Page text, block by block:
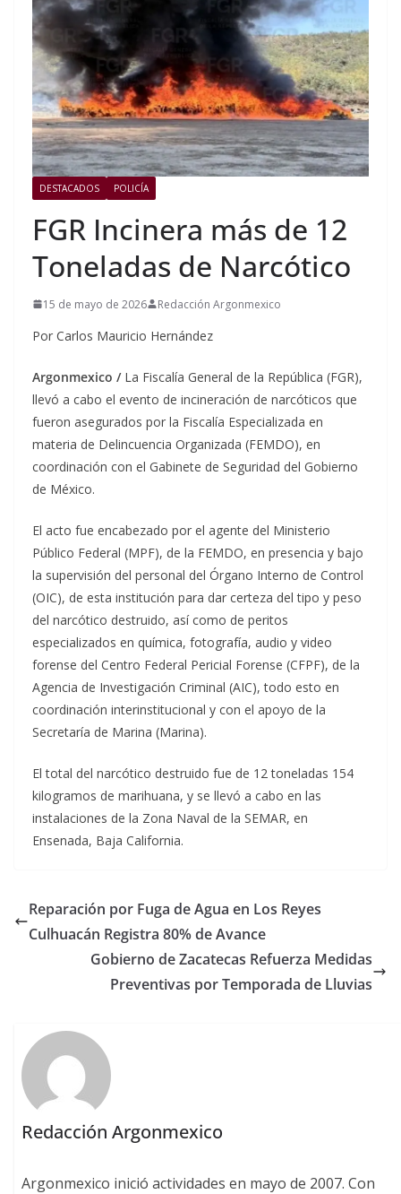
DESTACADOS POLICÍA
FGR Incinera más de 12
Toneladas de Narcótico
15 de mayo de 2026 Redacción Argonmexico
Por Carlos Mauricio Hernández
Argonmexico / La Fiscalía General de la República (FGR),
llevó a cabo el evento de incineración de narcóticos que
fueron asegurados por la Fiscalía Especializada en
materia de Delincuencia Organizada (FEMDO), en
coordinación con el Gabinete de Seguridad del Gobierno
de México.
El acto fue encabezado por el agente del Ministerio
Público Federal (MPF), de la FEMDO, en presencia y bajo
la supervisión del personal del Órgano Interno de Control
(OIC), de esta institución para dar certeza del tipo y peso
del narcótico destruido, así como de peritos
especializados en química, fotografía, audio y video
forense del Centro Federal Pericial Forense (CFPF), de la
Agencia de Investigación Criminal (AIC), todo esto en
coordinación interinstitucional y con el apoyo de la
Secretaría de Marina (Marina).
El total del narcótico destruido fue de 12 toneladas 154
kilogramos de marihuana, y se llevó a cabo en las
instalaciones de la Zona Naval de la SEMAR, en
Ensenada, Baja California.
Reparación por Fuga de Agua en Los Reyes
Culhuacán Registra 80% de Avance
Gobierno de Zacatecas Refuerza Medidas
Preventivas por Temporada de Lluvias
Redacción Argonmexico
Argonmexico inició actividades en mayo de 2007. Con